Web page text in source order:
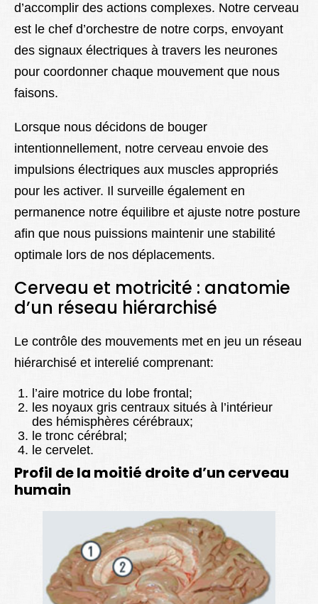
d’accomplir des actions complexes. Notre cerveau
est le chef d’orchestre de notre corps, envoyant
des signaux électriques à travers les neurones
pour coordonner chaque mouvement que nous
faisons.
Lorsque nous décidons de bouger
intentionnellement, notre cerveau envoie des
impulsions électriques aux muscles appropriés
pour les activer. Il surveille également en
permanence notre équilibre et ajuste notre posture
afin que nous puissions maintenir une stabilité
optimale lors de nos déplacements.
Cerveau et motricité : anatomie
d’un réseau hiérarchisé
Le contrôle des mouvements met en jeu un réseau
hiérarchisé et interelié comprenant:
l’aire motrice du lobe frontal;
les noyaux gris centraux situés à l’intérieur
des hémisphères cérébraux;
le tronc cérébral;
le cervelet.
Profil de la moitié droite d’un cerveau
humain